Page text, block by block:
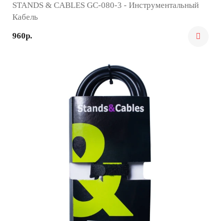
STANDS & CABLES GC-080-3 - Инструментальный
Кабель
960р.